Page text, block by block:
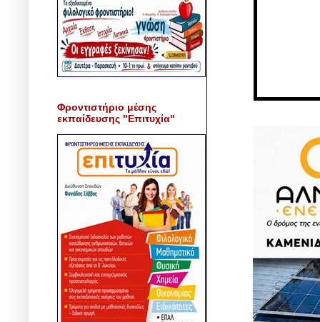
Φροντιστήριο μέσης
εκπαίδευσης "Επιτυχία"